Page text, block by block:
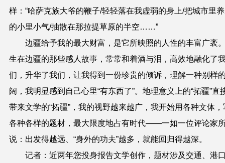
样：“哈萨克族大爷的鞭子/轻轻落在我虚弱的身上/把城市里
的小里小气/抽散在那拉提草原的半空……”
边疆给予我的最大财富，是它所映照的人性的丰富广袤
生在边疆的那些感人故事，常常和着酒与泪，高效地融化了
们，升华了我们，让我得到一份珍贵的倾诉，理解一种别样
阔，我明显感到自己心里“有东西了”。地理意义上的“拓疆”直
带来文学的“拓疆”，我的视野越来越广，我开始用各种文体，
各种各样的题材，最大限度地占有时代——一如一位评论家
说：出发得越远、“身外的功夫”越多，就能回归得越深。
记者：近两年您投身报告文学创作，题材涉及交通、港